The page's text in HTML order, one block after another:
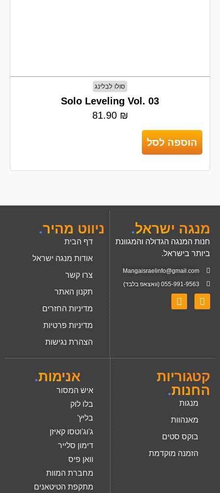
סולו לבלינג
Solo Leveling Vol. 03
81.90 ₪
הוספה לסל
מנגה ישראל.
חנות המנגה הגדולה והמגוונת
ביותר בישראל.
Mangaisraelinfo@gmail.com
055-991-9563 (וואצאפ בלבד)
ניווט מהיר.
דף הבית
אודות מנגה ישראל
צרו קשר
תקנון האתר
מדיניות החזרים
מדיניות פרטיות
הצהרת נגישות
קטגוריות
החנות.
מנגות
מאנהוות
בוקס סטים
הזמנה מוקדמת
אנימות.
איש המסור
בלו לוק
בליץ'
ג'וג'וטסו קאיזן
דימון סלייר
וואן פיס
מחברת המוות
מתקפת הטיטאנים